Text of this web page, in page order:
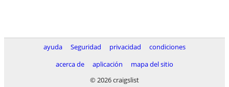
ayuda Seguridad privacidad
condiciones
acerca de
aplicación
mapa del sitio
© 2026 craigslist